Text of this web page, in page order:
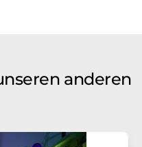
anderen